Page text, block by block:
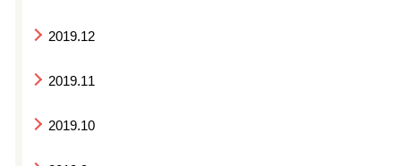
2019.12
2019.11
2019.10